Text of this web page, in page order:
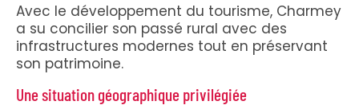
Avec le développement du tourisme, Charmey
a su concilier son passé rural avec des
infrastructures modernes tout en préservant
son patrimoine.
Une situation géographique privilégiée